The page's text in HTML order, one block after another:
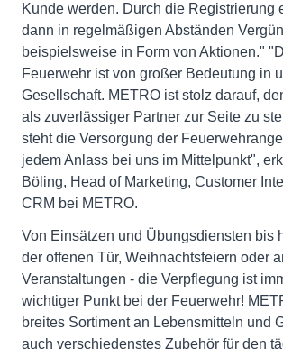
Kunde werden. Durch die Registrierung
dann in regelmäßigen Abständen
beispielsweise in Form von Aktionen."
Feuerwehr ist von großer Bedeutung in
Gesellschaft. METRO ist stolz darauf,
als zuverlässiger Partner zur Seite zu
steht die Versorgung der
jedem Anlass bei uns im Mittelpunkt",
Böling, Head of Marketing, Customer
CRM bei METRO.
Von Einsätzen und Übungsdiensten bis
der offenen Tür, Weihnachtsfeiern oder
Veranstaltungen - die Verpflegung ist
wichtiger Punkt bei der Feuerwehr!
breites Sortiment an Lebensmitteln und
auch verschiedenstes Zubehör für den